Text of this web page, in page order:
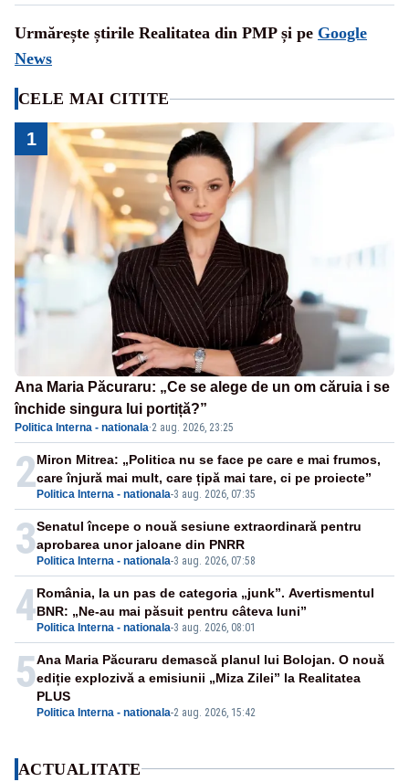
Urmărește știrile Realitatea din PMP și pe Google
News
CELE MAI CITITE
1
Ana Maria Păcuraru: „Ce se alege de un om căruia i se
închide singura lui portiță?”
Politica Interna - nationala·2 aug. 2026, 23:25
2Politica Interna - nationala-3 aug. 2026, 07:35
Miron Mitrea: „Politica nu se face pe care e mai frumos,
care înjură mai mult, care țipă mai tare, ci pe proiecte”
3Politica Interna - nationala-3 aug. 2026, 07:58
Senatul începe o nouă sesiune extraordinară pentru
aprobarea unor jaloane din PNRR
4Politica Interna - nationala-3 aug. 2026, 08:01
România, la un pas de categoria „junk”. Avertismentul
BNR: „Ne-au mai păsuit pentru câteva luni”
5
Politica Interna - nationala-2 aug. 2026, 15:42
Ana Maria Păcuraru demască planul lui Bolojan. O nouă
ediție explozivă a emisiunii „Miza Zilei” la Realitatea
PLUS
ACTUALITATE